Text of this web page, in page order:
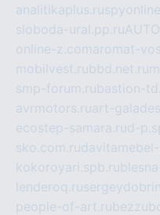
analitikaplus.ru
sloboda-ural.pp.ru
online-z.comaromat-
mobilvest.rubbd.net.ru
smp-forum.rubastion-
avrmotors.ruart-
ecostep-samara.rud-
sko.com.ru
kokoroyari.spb.ru
lenderoq.ru
people-of-art.ru